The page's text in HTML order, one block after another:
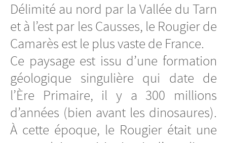
Délimité au nord par la Vallée du Tarn
et à l’est par les Causses, le Rougier de
Camarès est le plus vaste de France.
Ce paysage est issu d’une formation
géologique singulière qui date de
l’Ère Primaire, il y a 300 millions
d’années (bien avant les dinosaures).
À cette époque, le Rougier était une